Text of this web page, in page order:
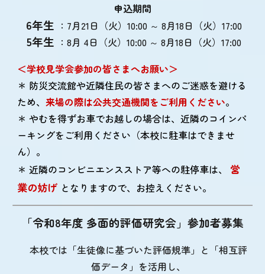
申込期間
6年生 ：7月21日（火）10:00 ～ 8月18日（火）17:00
5年生 ：8月 4日（火）10:00 ～ 8月18日（火）17:00
＜学校見学会参加の皆さまへお願い＞
＊ 防災交流館や近隣住民の皆さまへのご迷惑を避ける
ため、来場の際は公共交通機関をご利用ください。
＊ やむを得ずお車でお越しの場合は、近隣のコインパ
ーキングをご利用ください （本校に駐車はできませ
ん）。
＊ 近隣のコンビニエンスストア等への駐停車は、 営
業の妨げ となりますので、お控えください。
「令和8年度 多面的評価研究会」参加者募集
本校では「生徒像に基づいた評価規準」と「相互評
価データ」を活用し、